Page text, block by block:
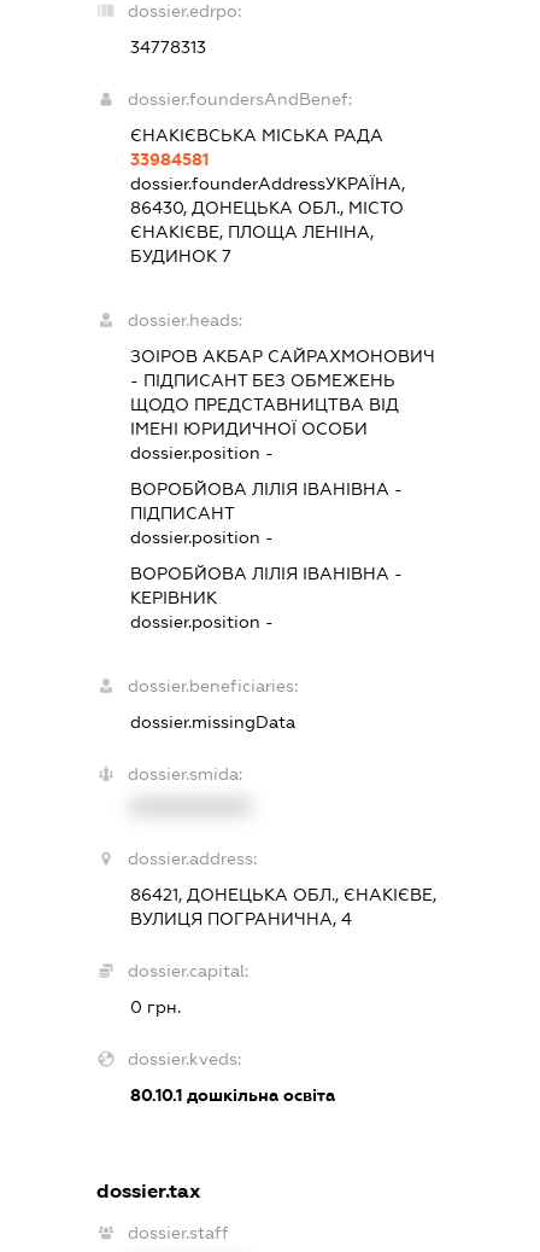
dossier.edrpo:
34778313
dossier.foundersAndBenef:
ЄНАКІЄВСЬКА МІСЬКА РАДА
33984581
dossier.founderAddressУКРАЇНА,
86430, ДОНЕЦЬКА ОБЛ., МІСТО
ЄНАКІЄВЕ, ПЛОЩА ЛЕНІНА,
БУДИНОК 7
dossier.heads:
ЗОІРОВ АКБАР САЙРАХМОНОВИЧ
- ПІДПИСАНТБЕЗ ОБМЕЖЕНЬ
ЩОДО ПРЕДСТАВНИЦТВА ВІД
ІМЕНІ ЮРИДИЧНОЇ ОСОБИ
dossier.position -
ВОРОБЙОВА ЛІЛІЯ ІВАНІВНА -
ПІДПИСАНТ
dossier.position -
ВОРОБЙОВА ЛІЛІЯ ІВАНІВНА -
КЕРІВНИК
dossier.position -
dossier.beneficiaries:
dossier.missingData
dossier.smida:
dossier.address:
86421, ДОНЕЦЬКА ОБЛ., ЄНАКІЄВЕ,
ВУЛИЦЯ ПОГРАНИЧНА, 4
dossier.capital:
0 грн.
dossier.kveds:
80.10.1 дошкільна освіта
dossier.tax
dossier.staff